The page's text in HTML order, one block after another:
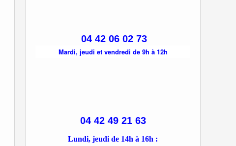
04 42 06 02 73
Mardi, jeudi et vendredi de 9h à 12h
04 42 49 21 63
Lundi, jeudi de 14h à 16h :